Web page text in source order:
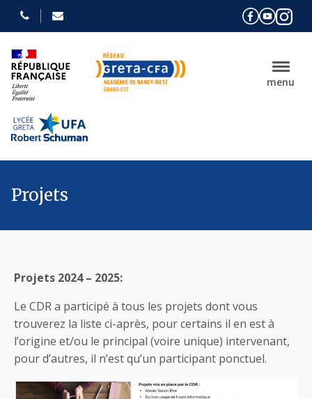
menu
Projets
Projets 2024 – 2025:
Le CDR a participé à tous les projets dont vous
trouverez la liste ci-après, pour certains il en est à
l’origine et/ou le principal (voire unique) intervenant,
pour d’autres, il n’est qu’un participant ponctuel.